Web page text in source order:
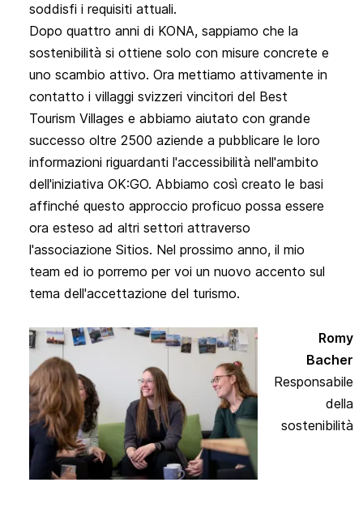
soddisfi i requisiti attuali.
Dopo quattro anni di KONA, sappiamo che la
sostenibilità si ottiene solo con misure concrete e
uno scambio attivo. Ora mettiamo attivamente in
contatto i villaggi svizzeri vincitori del Best
Tourism Villages e abbiamo aiutato con grande
successo oltre 2500 aziende a pubblicare le loro
informazioni riguardanti l'accessibilità nell'ambito
dell'iniziativa OK:GO. Abbiamo così creato le basi
affinché questo approccio proficuo possa essere
ora esteso ad altri settori attraverso
l'associazione Sitios. Nel prossimo anno, il mio
team ed io porremo per voi un nuovo accento sul
tema dell'accettazione del turismo.
Romy
Bacher
Responsabile
della
sostenibilità